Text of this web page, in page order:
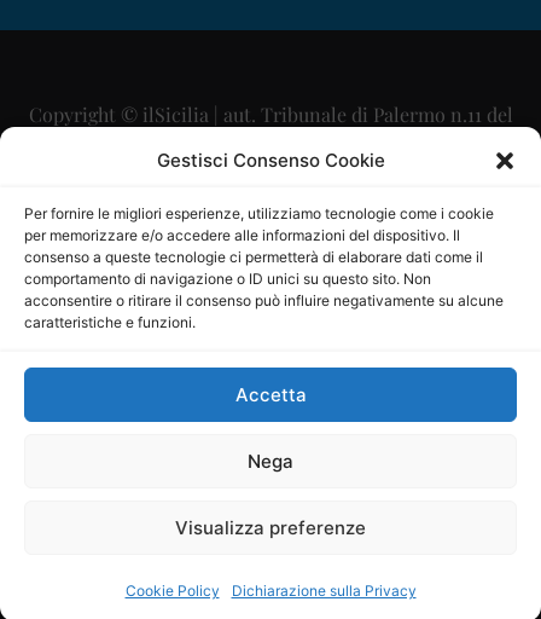
Gestisci Consenso Cookie
Per fornire le migliori esperienze, utilizziamo tecnologie come i cookie
per memorizzare e/o accedere alle informazioni del dispositivo. Il
consenso a queste tecnologie ci permetterà di elaborare dati come il
comportamento di navigazione o ID unici su questo sito. Non
acconsentire o ritirare il consenso può influire negativamente su alcune
caratteristiche e funzioni.
Accetta
Nega
Visualizza preferenze
Cookie Policy Dichiarazione sulla Privacy
Copyright © ilSicilia | aut. Tribunale di Palermo n.11 del
29/09/2015
Direttore Editoriale: Maurizio Scaglione
Direttore Responsabile: Maria Calabrese
P.IVA: 06334930820
Mercurio Comunicazione Società Cooperativa a r.l. è
iscritta al Registro degli Operatori di Comunicazione al
Sito gestito daLa Digitale srl–info@ladigitale.it